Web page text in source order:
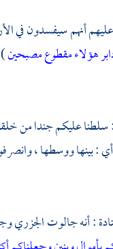
أنهم سيفسدون في
هؤلاء مقطوع مصبحين
عليكم جندا من
بينها ووسطها ،
: أنهجالوت الجزري